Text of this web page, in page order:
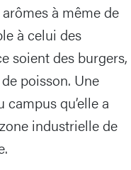
à même de
à celui des
soient des burgers,
poisson. Une
qu’elle a
industrielle de